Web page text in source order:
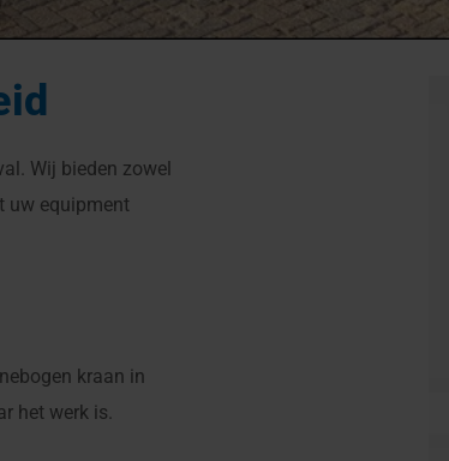
Wij bieden zowel
uw equipment
kraan in
het werk is.